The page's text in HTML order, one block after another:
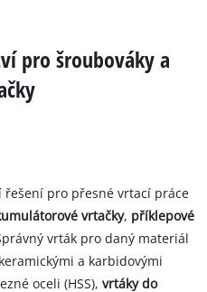
pro šroubováky a
pro přesné vrtací práce
vrtačky, příklepové
vrták pro daný materiál
a karbidovými
oceli (HSS),vrtáky do